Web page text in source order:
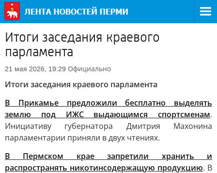
Итоги заседания краевого
парламента
21 мая 2026, 19:29 Официально
Итоги заседания краевого парламента
В Прикамье предложили бесплатно выделять
землю под ИЖС выдающимся спортсменам.
Инициативу губернатора Дмитрия Махонина
парламентарии приняли в двух чтениях.
В Пермском крае запретили хранить и
распространять никотинсодержащую продукцию. В